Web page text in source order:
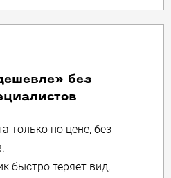
без
только по цене, без
быстро теряет вид,